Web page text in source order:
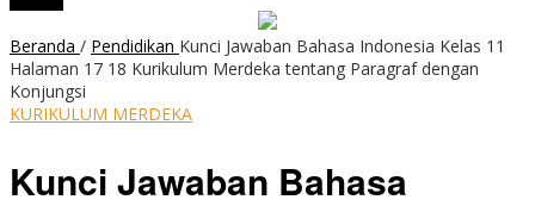
Beranda / Pendidikan Kunci Jawaban Bahasa Indonesia Kelas 11
Halaman 17 18 Kurikulum Merdeka tentang Paragraf dengan
Konjungsi
KURIKULUM MERDEKA
Kunci Jawaban Bahasa